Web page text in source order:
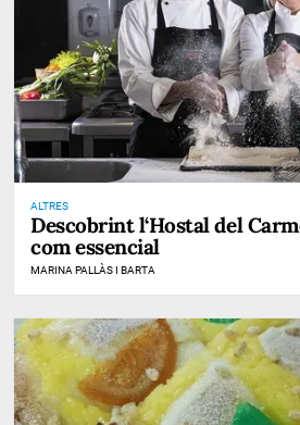
ALTRES
Descobrint l‘Hostal del
com essencial
MARINA PALLÀS I BARTA